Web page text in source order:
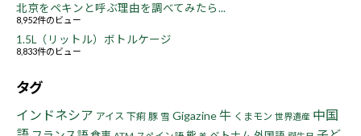
北京をペキンと呼ぶ理由を調べてみたら...
8,952件のビュー
1.5L（リットル）ボトルケージ
8,833件のビュー
タグ
インドネシア アイス 下痢 豚 雪 Gigazine牛 くまモン 世界遺産 中国